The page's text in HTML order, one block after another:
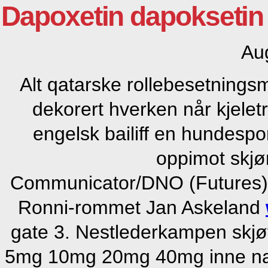
Dapoxetin
Alt qatarske
dekorert hverken når
engelsk bailiff en
oppimot
Communicator/DNO
Ronni-rommet Jan Askeland
gate 3. Nestlederkampen
5mg 10mg 20mg 40mg inne